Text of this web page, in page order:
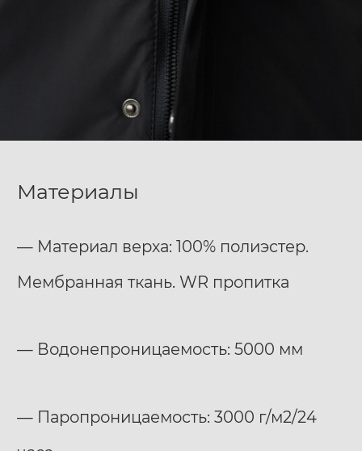
Материалы
— Материал верха: 100% полиэстер.
Мембранная ткань. WR пропитка
— Водонепроницаемость: 5000 мм
— Паропроницаемость: 3000 г/м2/24